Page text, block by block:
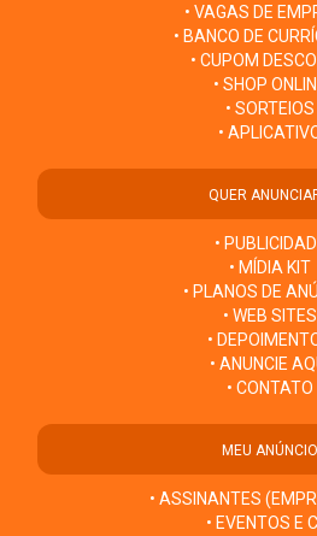
• VAGAS DE
• BANCO DE
• CUPOM
• SHOP
• SORTEIOS
•
QUER
•
• MÍDIA KIT
• PLANOS DE
• WEB SITES
•
• ANUNCIE
• CONTATO
MEU ANÚNCIO
• ASSINANTES
• EVENTOS E